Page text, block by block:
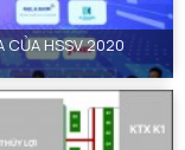
CỦA HSSV 2020